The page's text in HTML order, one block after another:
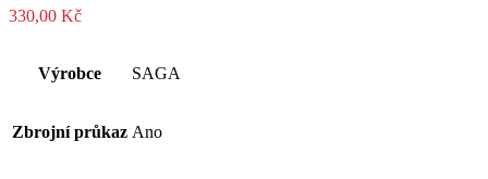
330,00 Kč
Výrobce SAGA
Zbrojní průkaz Ano